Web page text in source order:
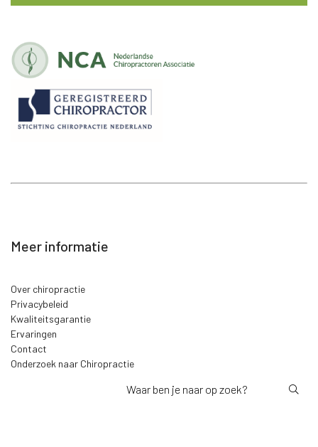
Meer informatie
Over chiropractie
Privacybeleid
Kwaliteitsgarantie
Ervaringen
Contact
Onderzoek naar Chiropractie